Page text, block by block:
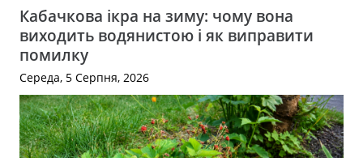
Кабачкова ікра на зиму: чому вона
виходить водянистою і як виправити
помилку
Середа, 5 Серпня, 2026